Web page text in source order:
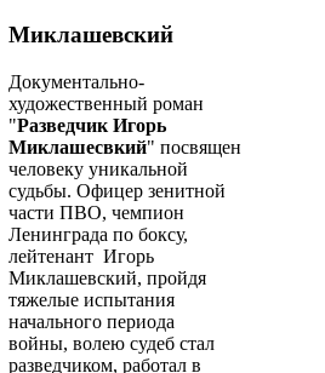
Миклашевский
Документально-
художественный роман
"Разведчик Игорь
Миклашесвкий" посвящен
человеку уникальной
судьбы. Офицер зенитной
части ПВО, чемпион
Ленинграда по боксу,
лейтенант Игорь
Миклашевский, пройдя
тяжелые испытания
начального периода
войны, волею судеб стал
разведчиком, работал в